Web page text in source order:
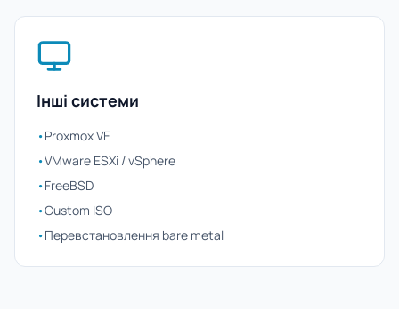
Інші системи
•Proxmox VE
•VMware ESXi / vSphere
•FreeBSD
•Custom ISO
•Перевстановлення bare metal